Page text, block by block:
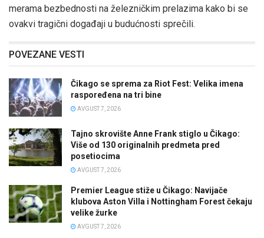
merama bezbednosti na železničkim prelazima kako bi se
ovakvi tragični događaji u budućnosti sprečili.
POVEZANE VESTI
Čikago se sprema za Riot Fest: Velika imena
raspoređena na tri bine
AVGUST 7, 2026
Tajno skrovište Anne Frank stiglo u Čikago:
Više od 130 originalnih predmeta pred
posetiocima
AVGUST 7, 2026
Premier League stiže u Čikago: Navijače
klubova Aston Villa i Nottingham Forest čekaju
velike žurke
AVGUST 7, 2026